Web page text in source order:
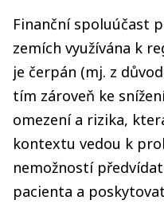
Finanční spoluúčast
zemích využívána k
je čerpán (mj. z
tím zároveň ke
omezení a rizika,
kontextu vedou k
nemožností
pacienta a